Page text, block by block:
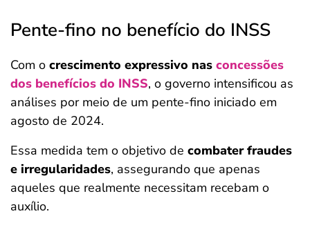
Pente-fino no benefício do INSS
Com o crescimento expressivo nas concessões
dos benefícios do INSS, o governo intensificou as
análises por meio de um pente-fino iniciado em
agosto de 2024.
Essa medida tem o objetivo de combater fraudes
e irregularidades, assegurando que apenas
aqueles que realmente necessitam recebam o
auxílio.